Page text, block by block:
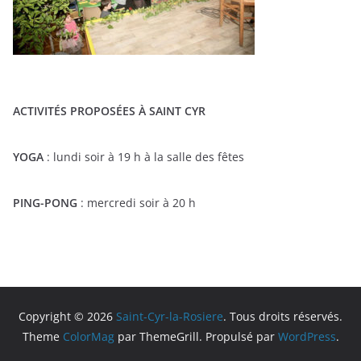
ACTIVITÉS PROPOSÉES À SAINT CYR
YOGA : lundi soir à 19 h à la salle des fêtes
PING-PONG : mercredi soir à 20 h
Copyright © 2026 Saint-Cyr-la-Rosiere. Tous droits réservés.
Theme ColorMagpar ThemeGrill. Propulsé par WordPress.